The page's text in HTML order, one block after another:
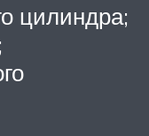
цилиндра;